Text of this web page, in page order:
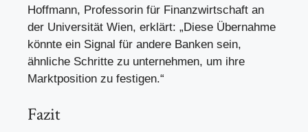
Hoffmann, Professorin für Finanzwirtschaft an
der Universität Wien, erklärt: „Diese Übernahme
könnte ein Signal für andere Banken sein,
ähnliche Schritte zu unternehmen, um ihre
Marktposition zu festigen.“
Fazit